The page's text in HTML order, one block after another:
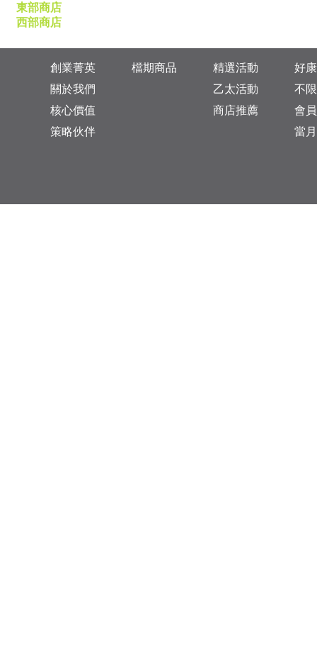
東部商店
西部商店
創業菁英
關於我們
核心價值
策略伙伴
檔期商品
精選活動
乙太活動
商店推薦
好
不
會
當